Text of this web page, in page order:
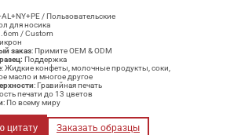
/ Пользовательские
для носика
/ Custom
заказ: Примите OEM & ODM
Поддержка
: Жидкие конфеты, молочные продукты, соки,
масло и многое другое
: Гравийная печать
печати до 13 цветов
: По всему миру
цитату Заказать образцы